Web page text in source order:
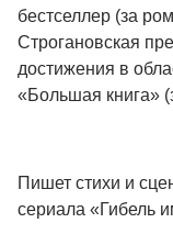
бестселлер (за
Строгановская
достижения в
«Большая книга»
Пишет стихи и
сериала «Гибель